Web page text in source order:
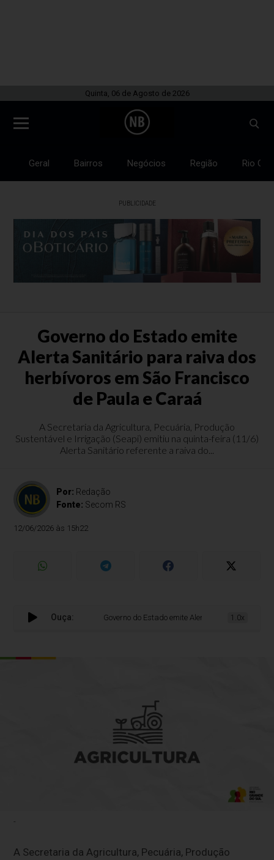
Quinta, 06 de Agosto de 2026
Geral Bairros Negócios Região Rio
PUBLICIDADE
Governo do Estado emite
Alerta Sanitário para raiva dos
herbívoros em São Francisco
de Paula e Caraá
A Secretaria da Agricultura, Pecuária, Produção
Sustentável e Irrigação (Seapi) emitiu na quinta-feira (11/6)
Alerta Sanitário referente a raiva do...
Por: Redação
Fonte: Secom RS
12/06/2026 às 15h22
Ouça: Governo do Estado emite Alerta Sanitário para
1.0x
-
A Secretaria da Agricultura, Pecuária, Produção